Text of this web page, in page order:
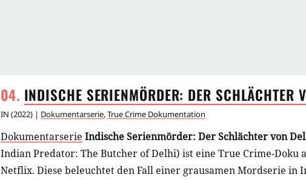
INDISCHE SERIENMÖRDER: DER SCHLÄCHTER
IN (2022) | Dokumentarserie,True Crime Dokumentation
Dokumentarserie Indische Serienmörder: Der Schlächter von
Indian Predator: The Butcher of Delhi) ist eine True Crime-Doku
Netflix. Diese beleuchtet den Fall einer grausamen Mordserie in